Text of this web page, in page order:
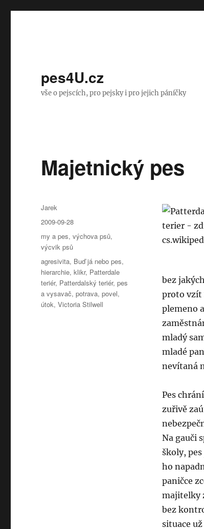
pes4U.cz
vše o pejscích, pro pejsky i pro jejich páníčky
Majetnický pes
bez
proto vzít
plemeno
mladý
mladé
nevítaná
Pes
zuřivě
Na gauči
školy,
ho
paničce
majitelky
bez
situace
Autor:
Jarek
Publikováno:
2009-09-28
Rubriky:
my a pes,výchova psů,
výcvik psů
Štítky:
agresivita, Buď já nebo pes,
hierarchie,klikr, Patterdale
teriér, Patterdalský teriér,pes
a vysavač,potrava,povel,
útok,Victoria Stilwell